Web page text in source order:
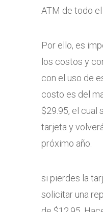
ATM de todo el
Por ello, es
los costos y
con el uso de
costo es del
$29.95, el cual
tarjeta y
próximo año.
si pierdes la
solicitar una